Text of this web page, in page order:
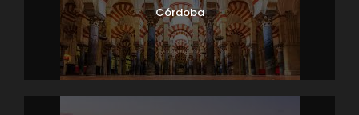
Córdoba